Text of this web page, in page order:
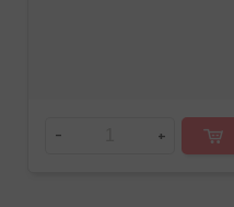
- +